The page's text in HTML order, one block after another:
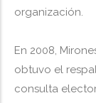
organización.
En 2008,
obtuvo el
consulta